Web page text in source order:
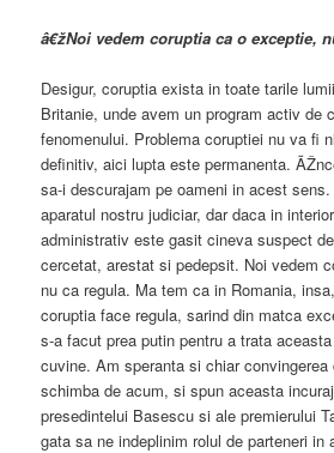
â€žNoi vedem coruptia ca o exceptie,
Desigur, coruptia exista in toate tarile
Britanie, unde avem un program activ de
fenomenului. Problema coruptiei nu va fi
definitiv, aici lupta este permanenta.
sa-i descurajam pe oameni in acest
aparatul nostru judiciar, dar daca in
administrativ este gasit cineva suspect
cercetat, arestat si pedepsit. Noi vedem
nu ca regula. Ma tem ca in Romania,
coruptia face regula, sarind din matca
s-a facut prea putin pentru a trata
cuvine. Am speranta si chiar
schimba de acum, si spun aceasta
presedintelui Basescu si ale premierului
gata sa ne indeplinim rolul de parteneri in